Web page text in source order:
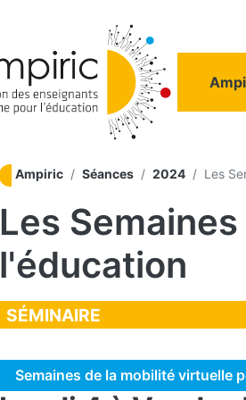
Ampiric Séances 2024 Les
Les
l'éducation
SÉMINAIRE
Semaines de la mobilité virtuelle